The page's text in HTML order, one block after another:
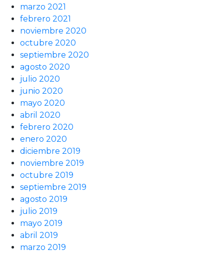
marzo 2021
febrero 2021
noviembre 2020
octubre 2020
septiembre 2020
agosto 2020
julio 2020
junio 2020
mayo 2020
abril 2020
febrero 2020
enero 2020
diciembre 2019
noviembre 2019
octubre 2019
septiembre 2019
agosto 2019
julio 2019
mayo 2019
abril 2019
marzo 2019